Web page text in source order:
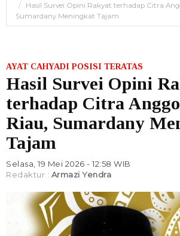
Hasil Survei Opini Rakyat terhadap Citra
Sumardany Meningkat Tajam
AYAT CAHYADI POSISI TERATAS
Hasil Survei Opini
terhadap Citra
Riau, Sumardany
Tajam
Selasa, 19 Mei 2026 - 12:58 WIB
Redaktur : Armazi Yendra